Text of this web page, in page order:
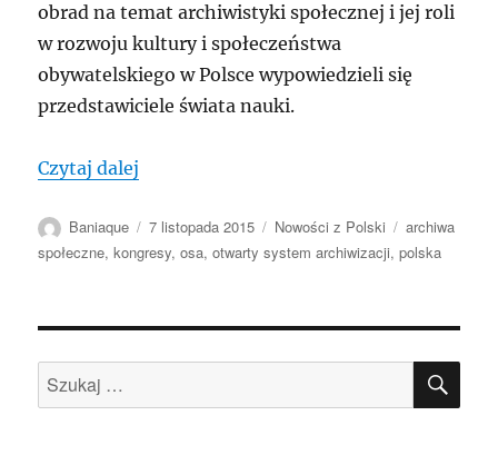
obrad na temat archiwistyki społecznej i jej roli
w rozwoju kultury i społeczeństwa
obywatelskiego w Polsce wypowiedzieli się
przedstawiciele świata nauki.
Czytaj dalej
Autor
Baniaque
Data
publikacji
7 listopada 2015 Kategorie
Nowości z Polski Tagi
archiwa
społeczne,kongresy,osa,otwarty system archiwizacji,polska
Szukaj: